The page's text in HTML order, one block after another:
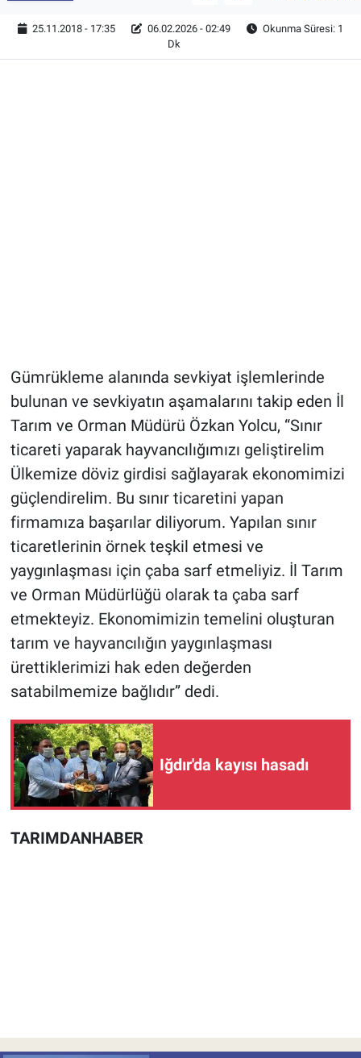
25.11.2018 - 17:35 06.02.2026 - 02:49
Okunma Süresi: 1
Dk
Gümrükleme alanında sevkiyat işlemlerinde
bulunan ve sevkiyatın aşamalarını takip eden İl
Tarım ve Orman Müdürü Özkan Yolcu, “Sınır
ticareti yaparak hayvancılığımızı geliştirelim
Ülkemize döviz girdisi sağlayarak ekonomimizi
güçlendirelim. Bu sınır ticaretini yapan
firmamıza başarılar diliyorum. Yapılan sınır
ticaretlerinin örnek teşkil etmesi ve
yaygınlaşması için çaba sarf etmeliyiz. İl Tarım
ve Orman Müdürlüğü olarak ta çaba sarf
etmekteyiz. Ekonomimizin temelini oluşturan
tarım ve hayvancılığın yaygınlaşması
ürettiklerimizi hak eden değerden
satabilmemize bağlıdır” dedi.
Iğdır'da kayısı hasadı
TARIMDANHABER